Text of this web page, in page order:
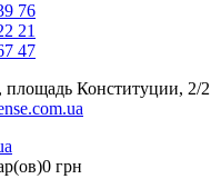
76
21
47
площадь Конституции, 2/2
0 грн